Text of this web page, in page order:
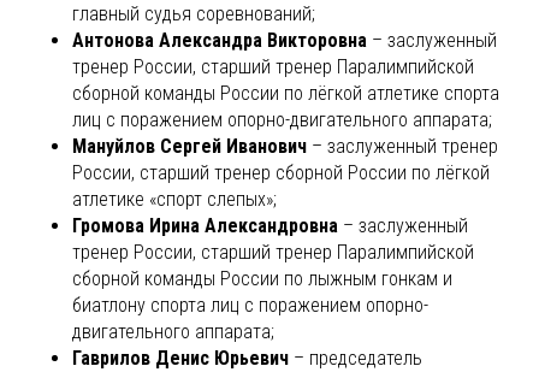
главный судья соревнований;
Антонова Александра Викторовна – заслуженный
тренер России, старший тренер Паралимпийской
сборной команды России по лёгкой атлетике спорта
лиц с поражением опорно-двигательного аппарата;
Мануйлов Сергей Иванович – заслуженный тренер
России, старший тренер сборной России по лёгкой
атлетике «спорт слепых»;
Громова Ирина Александровна – заслуженный
тренер России, старший тренер Паралимпийской
сборной команды России по лыжным гонкам и
биатлону спорта лиц с поражением опорно-
двигательного аппарата;
Гаврилов Денис Юрьевич – председатель